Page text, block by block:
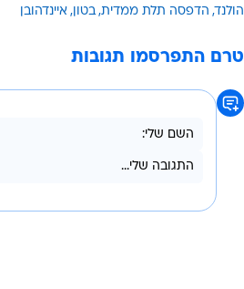
הולנד הדפסה תלת ממדית בטון איינדהובן
טרם התפרסמו תגובות